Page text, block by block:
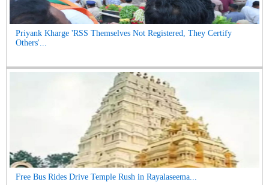
Priyank Kharge 'RSS Themselves Not Registered, They Certify
Others'...
Free Bus Rides Drive Temple Rush in Rayalaseema...